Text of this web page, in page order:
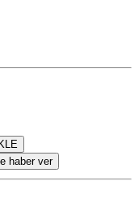
haber ver